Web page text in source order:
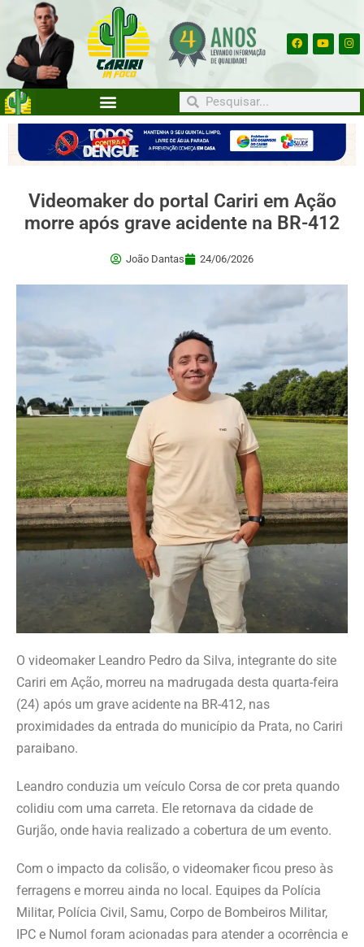
Videomaker do portal Cariri em Ação
morre após grave acidente na BR-412
João Dantas 24/06/2026
O videomaker Leandro Pedro da Silva, integrante do site
Cariri em Ação, morreu na madrugada desta quarta-feira
(24) após um grave acidente na BR-412, nas
proximidades da entrada do município da Prata, no Cariri
paraibano.
Leandro conduzia um veículo Corsa de cor preta quando
colidiu com uma carreta. Ele retornava da cidade de
Gurjão, onde havia realizado a cobertura de um evento.
Com o impacto da colisão, o videomaker ficou preso às
ferragens e morreu ainda no local. Equipes da Polícia
Militar, Polícia Civil, Samu, Corpo de Bombeiros Militar,
IPC e Numol foram acionadas para atender a ocorrência e